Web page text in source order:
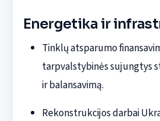
Energetika ir
Tinklų atsparumo
tarpvalstybinės sujungtys
ir balansavimą.
Rekonstrukcijos darbai